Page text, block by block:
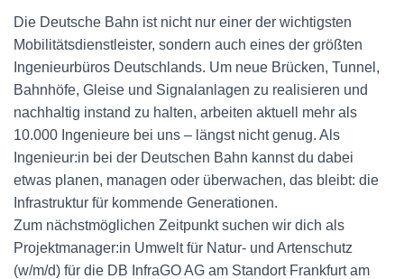
Die Deutsche Bahn ist nicht nur einer der wichtigsten
Mobilitätsdienstleister, sondern auch eines der größten
Ingenieurbüros Deutschlands. Um neue Brücken, Tunnel,
Bahnhöfe, Gleise und Signalanlagen zu realisieren und
nachhaltig instand zu halten, arbeiten aktuell mehr als
10.000 Ingenieure bei uns – längst nicht genug. Als
Ingenieur:in bei der Deutschen Bahn kannst du dabei
etwas planen, managen oder überwachen, das bleibt: die
Infrastruktur für kommende Generationen.
Zum nächstmöglichen Zeitpunkt suchen wir dich als
Projektmanager:in Umwelt für Natur- und Artenschutz
(w/m/d) für die DB InfraGO AG am Standort Frankfurt am